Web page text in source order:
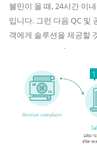
불만이 올 때, 24시간 이
입니다. 그런 다음 QC 및
객에게 솔루션을 제공할